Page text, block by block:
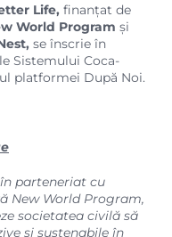
Life, finanțat de
World Program și
se înscrie în
Sistemului Coca-
platformei După Noi.
parteneriat cu
New World Program,
societatea civilă să
și sustenabile în